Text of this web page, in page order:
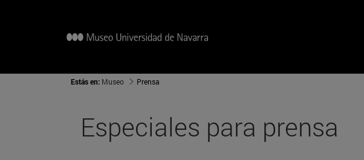
Estás en: Museo Prensa
Especiales para prensa